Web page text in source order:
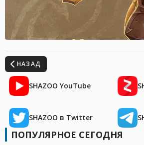
НАЗАД
SHAZOO YouTube
SHAZOO в Twitter
ПОПУЛЯРНОЕ СЕГОДНЯ